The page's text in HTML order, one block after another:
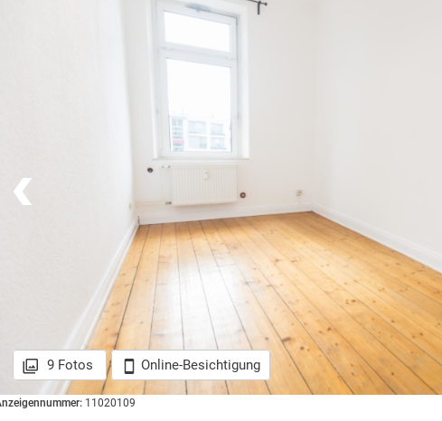
9 Fotos Online-Besichtigung
11020109